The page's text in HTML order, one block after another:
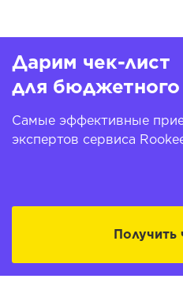
Дарим чек-лист
для
Самые эффективные
экспертов сервиса
Получить